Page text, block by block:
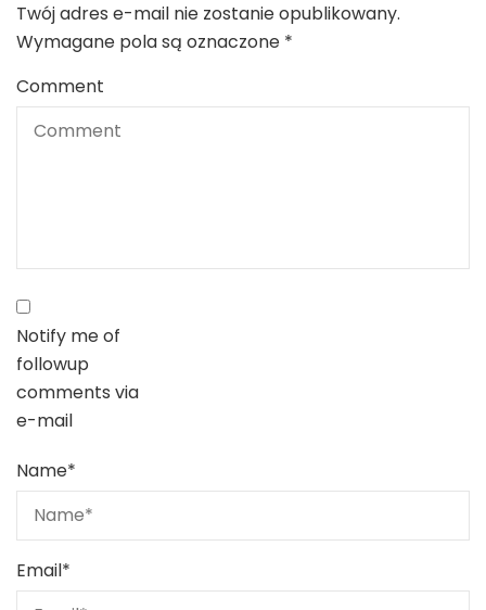
Twój adres e-mail nie zostanie opublikowany.
Wymagane pola są oznaczone *
Comment
Notify me of
followup
comments via
e-mail
Name*
Email*